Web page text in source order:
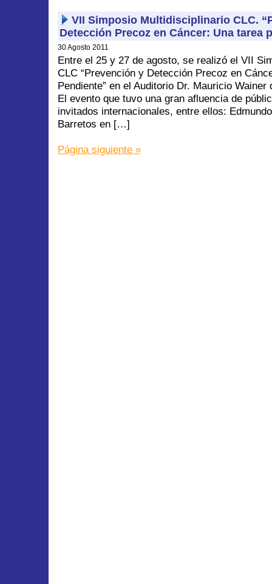
VII Simposio Multidisciplinario CLC.
Detección Precoz en Cáncer: Una tarea
30 Agosto 2011
Entre el 25 y 27 de agosto, se realizó el VII
CLC “Prevención y Detección Precoz en
Pendiente” en el Auditorio Dr. Mauricio
El evento que tuvo una gran afluencia de
invitados internacionales, entre ellos:
Barretos en […]
Página siguiente »